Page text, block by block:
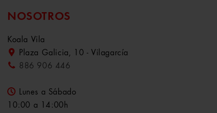
NOSOTROS
Koala Vila
Plaza Galicia, 10 - Vilagarcía
886 906 446
Lunes a Sábado
10:00 a 14:00h